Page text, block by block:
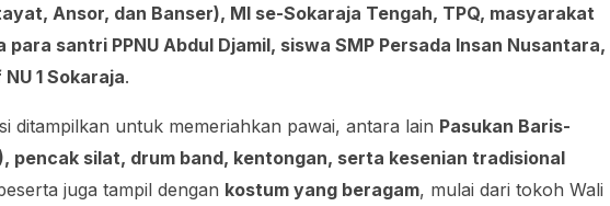
Ansor, dan Banser), MI se-Sokaraja Tengah, TPQ, masyarakat
para santri PPNU Abdul Djamil, siswa SMP Persada Insan Nusantara,
1 Sokaraja.
ditampilkan untuk memeriahkan pawai, antara lain Pasukan Baris-
pencak silat, drum band, kentongan, serta kesenian tradisional
juga tampil dengan kostum yang beragam, mulai dari tokoh Wali